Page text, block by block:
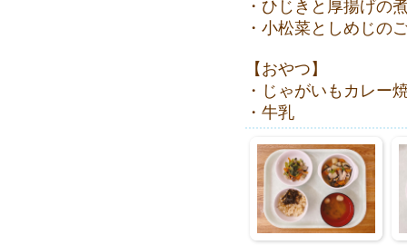
・ひじきと厚揚げの
・小松菜としめじの
【おやつ】
・じゃがいもカレー
・牛乳